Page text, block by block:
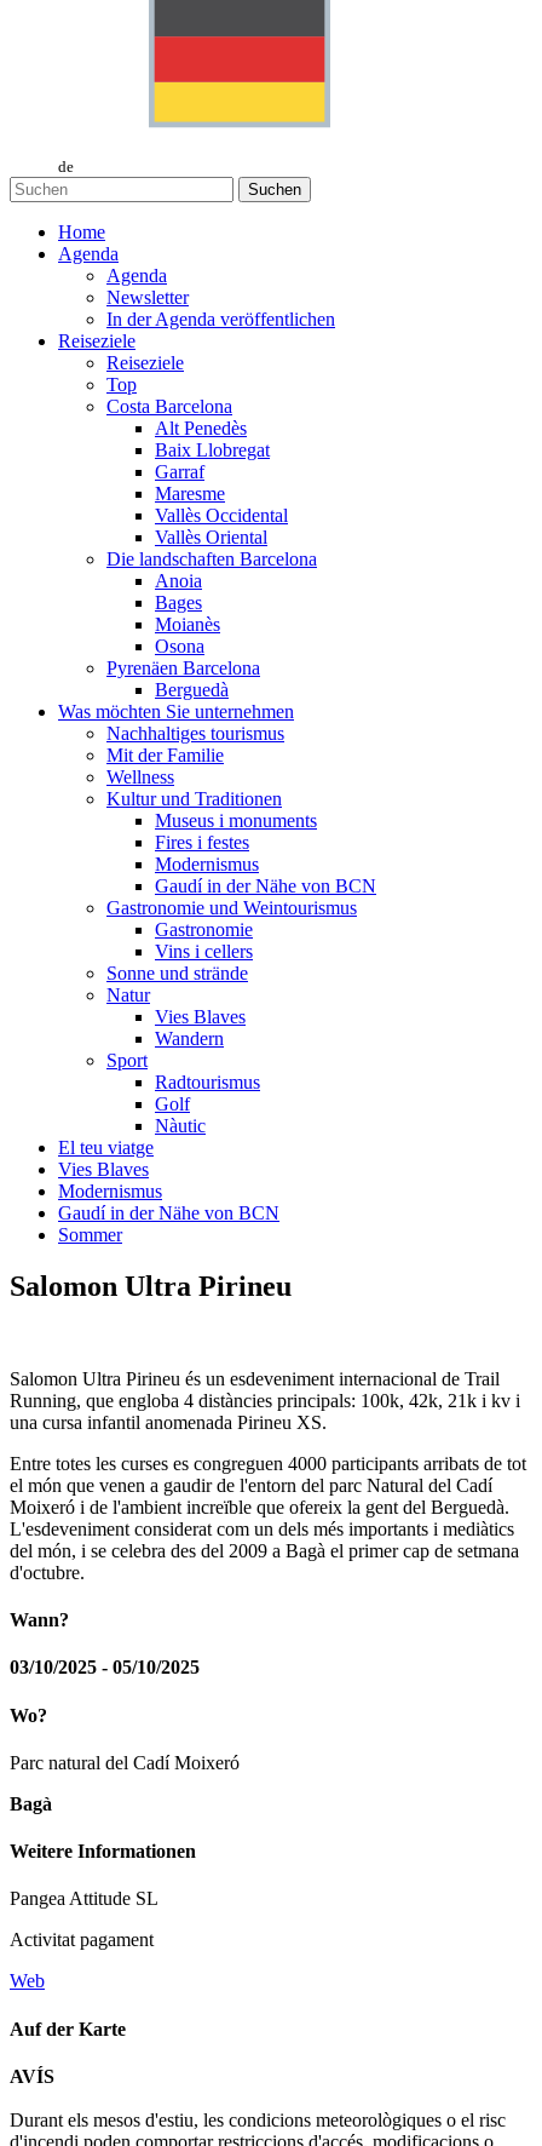
de
Suchen
Home
Agenda
Agenda
Newsletter
In der Agenda veröffentlichen
Reiseziele
Reiseziele
Top
Costa Barcelona
Alt Penedès
Baix Llobregat
Garraf
Maresme
Vallès Occidental
Vallès Oriental
Die landschaften Barcelona
Anoia
Bages
Moianès
Osona
Pyrenäen Barcelona
Berguedà
Was möchten Sie unternehmen
Nachhaltiges tourismus
Mit der Familie
Wellness
Kultur und Traditionen
Museus i monuments
Fires i festes
Modernismus
Gaudí in der Nähe von BCN
Gastronomie und Weintourismus
Gastronomie
Vins i cellers
Sonne und strände
Natur
Vies Blaves
Wandern
Sport
Radtourismus
Golf
Nàutic
El teu viatge
Vies Blaves
Modernismus
Gaudí in der Nähe von BCN
Sommer
Salomon Ultra Pirineu
Salomon Ultra Pirineu és un esdeveniment internacional de Trail
Running, que engloba 4 distàncies principals: 100k, 42k, 21k i kv i
una cursa infantil anomenada Pirineu XS.
Entre totes les curses es congreguen 4000 participants arribats de tot
el món que venen a gaudir de l'entorn del parc Natural del Cadí
Moixeró i de l'ambient increïble que ofereix la gent del Berguedà.
L'esdeveniment considerat com un dels més importants i mediàtics
del món, i se celebra des del 2009 a Bagà el primer cap de setmana
d'octubre.
Wann?
03/10/2025 - 05/10/2025
Wo?
Parc natural del Cadí Moixeró
Bagà
Weitere Informationen
Pangea Attitude SL
Activitat pagament
Web
Auf der Karte
−
AVÍS
Durant els mesos d'estiu, les condicions meteorològiques o el risc
d'incendi poden comportar restriccions d'accés, modificacions o